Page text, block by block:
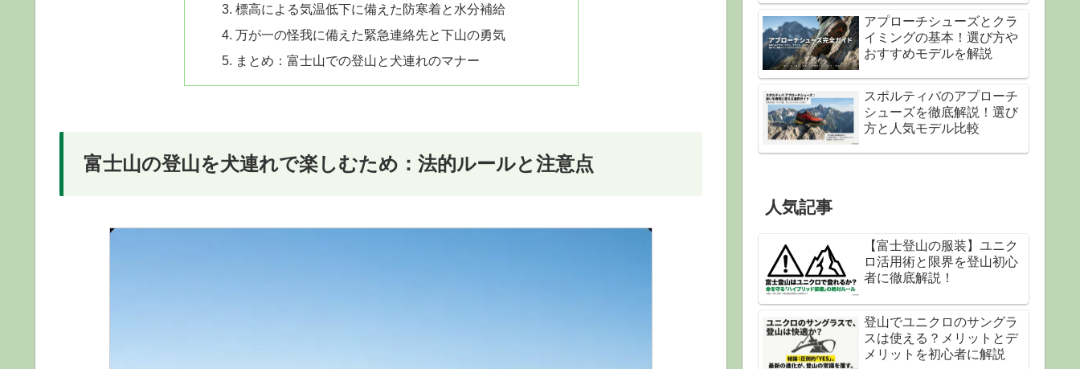
標高による気温低下に備えた防寒着と水分補給
万が一の怪我に備えた緊急連絡先と下山の勇気
まとめ：富士山での登山と犬連れのマナー
富士山の登山を犬連れで楽しむため：法的ルールと注意点
アプローチシューズとクラ
イミングの基本！選び方や
おすすめモデルを解説
スポルティバのアプローチ
シューズを徹底解説！選び
方と人気モデル比較
人気記事
【富士登山の服装】ユニク
ロ活用術と限界を登山初心
者に徹底解説！
登山でユニクロのサングラ
スは使える？メリットとデ
メリットを初心者に解説